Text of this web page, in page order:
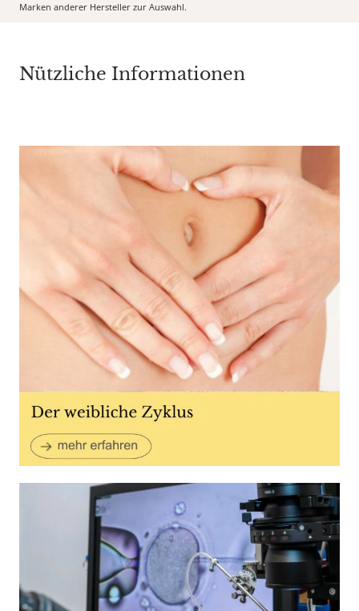
Marken anderer Hersteller zur Auswahl.
Nützliche Informationen